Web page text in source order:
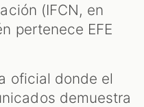
(IFCN, en
pertenece EFE
oficial donde el
demuestra